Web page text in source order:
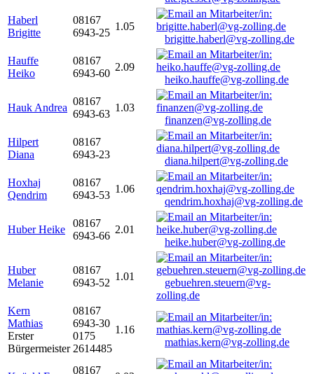
Haberl
Brigitte
08167
6943-25
1.05
brigitte.haberl@vg-zolling.de
Hauffe
Heiko
08167
6943-60
2.09
heiko.hauffe@vg-zolling.de
Hauk Andrea
08167
6943-63
1.03
finanzen@vg-zolling.de
Hilpert
Diana
08167
6943-23
diana.hilpert@vg-zolling.de
Hoxhaj
Qendrim
08167
6943-53
1.06
qendrim.hoxhaj@vg-zolling.de
Huber Heike
08167
6943-66
2.01
heike.huber@vg-zolling.de
Huber
Melanie
08167
6943-52
1.01
gebuehren.steuern@vg-
zolling.de
Kern
Mathias
Erster
Bürgermeister
08167
6943-30
0175
2614485
1.16
mathias.kern@vg-zolling.de
08167